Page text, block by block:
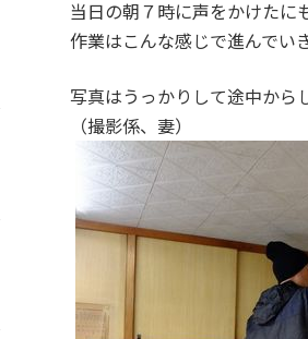
当日の朝７時に声をかけたに
作業はこんな感じで進んでい
写真はうっかりして途中から
（撮影係、妻）